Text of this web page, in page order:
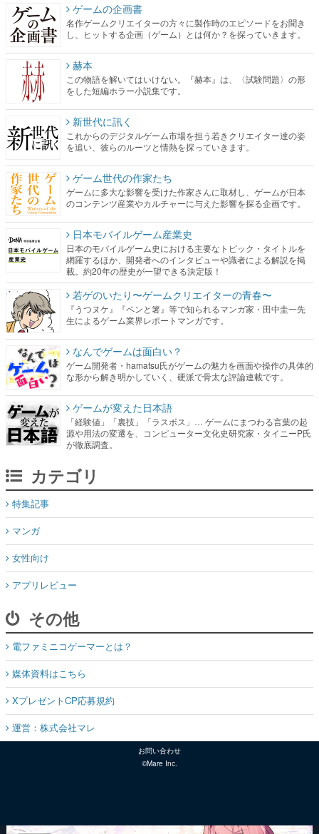
ゲームの企画書
名作ゲームクリエイターの方々に製作時のエピソードをお聞き
し、ヒットする企画（ゲーム）とは何か？を探っていきます。
赫本
この物語を解いてはいけない。『赫本』は、〈試験問題〉の形
をした短編ホラー小説集です。
新世代に訊く
これからのデジタルゲーム市場を担う若きクリエイター達の姿
を追い、彼らのルーツと情熱を探っていきます。
ゲーム世代の作家たち
ゲームに多大な影響を受けた作家さんに取材し、ゲームが日本
のコンテンツ産業やカルチャーに与えた影響を探る企画です。
日本モバイルゲーム産業史
日本のモバイルゲーム史における主要なトピック・タイトルを
網羅するほか、開発者へのインタビューや識者による解説を掲
載。約20年の歴史が一望できる決定版！
若ゲのいたり〜ゲームクリエイターの青春〜
『うつヌケ』『ペンと箸』等で知られるマンガ家・田中圭一先
生によるゲーム業界レポートマンガです。
なんでゲームは面白い？
ゲーム開発者・hamatsu氏がゲームの魅力を画面や操作の具体的
な形から解き明かしていく、硬派で骨太な評論連載です。
ゲームが変えた日本語
「経験値」「裏技」「ラスボス」… ゲームにまつわる言葉の起
源や用法の変遷を、コンピューター文化史研究家・タイニーP氏
が徹底調査。
カテゴリ
特集記事
マンガ
女性向け
アプリレビュー
その他
電ファミニコゲーマーとは？
媒体資料はこちら
XプレゼントCP応募規約
運営：株式会社マレ
お問い合わせ
©Mare Inc.